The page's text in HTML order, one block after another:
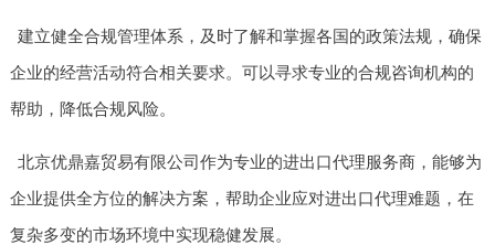
建立健全合规管理体系，及时了解和掌握各国的政策法规，确保
企业的经营活动符合相关要求。可以寻求专业的合规咨询机构的
帮助，降低合规风险。
北京优鼎嘉贸易有限公司作为专业的进出口代理服务商，能够为
企业提供全方位的解决方案，帮助企业应对进出口代理难题，在
复杂多变的市场环境中实现稳健发展。